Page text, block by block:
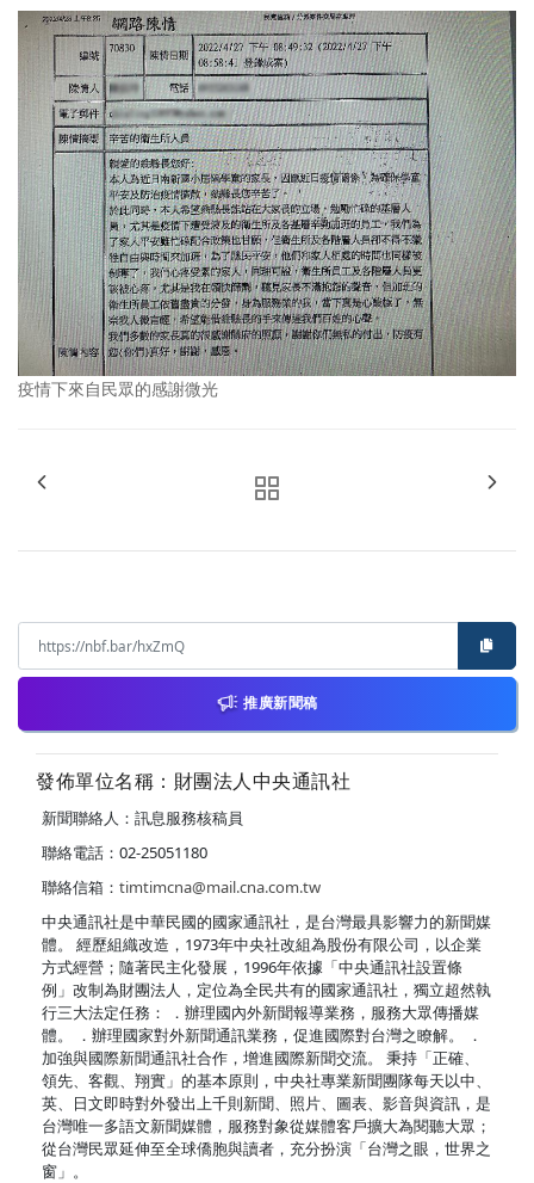
疫情下來自民眾的感謝微光
推廣新聞稿
發佈單位名稱：財團法人中央通訊社
新聞聯絡人：訊息服務核稿員
聯絡電話：02-25051180
聯絡信箱： timtimcna@mail.cna.com.tw
中央通訊社是中華民國的國家通訊社，是台灣最具影響力的新聞媒
體。 經歷組織改造，1973年中央社改組為股份有限公司，以企業
方式經營；隨著民主化發展，1996年依據「中央通訊社設置條
例」改制為財團法人，定位為全民共有的國家通訊社，獨立超然執
行三大法定任務： ．辦理國內外新聞報導業務，服務大眾傳播媒
體。 ．辦理國家對外新聞通訊業務，促進國際對台灣之瞭解。 ．
加強與國際新聞通訊社合作，增進國際新聞交流。 秉持「正確、
領先、客觀、翔實」的基本原則，中央社專業新聞團隊每天以中、
英、日文即時對外發出上千則新聞、照片、圖表、影音與資訊，是
台灣唯一多語文新聞媒體，服務對象從媒體客戶擴大為閱聽大眾；
從台灣民眾延伸至全球僑胞與讀者，充分扮演「台灣之眼，世界之
窗」。